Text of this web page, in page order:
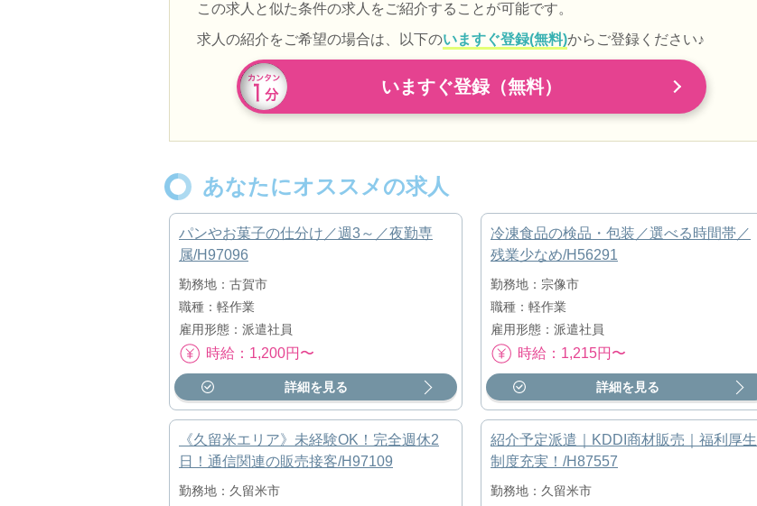
この求人と似た条件の求人をご紹介することが可能です。
求人の紹介をご希望の場合は、以下のいますぐ登録(無料)からご登録ください♪
いますぐ登録（無料）
あなたにオススメの求人
パンやお菓子の仕分け／週3～／夜勤専
属/H97096
勤務地：古賀市
職種：軽作業
雇用形態：派遣社員
時給：1,200円〜
詳細を見る
冷凍食品の検品・包装／選べる時間帯／
残業少なめ/H56291
勤務地：宗像市
職種：軽作業
雇用形態：派遣社員
時給：1,215円〜
詳細を見る
《久留米エリア》未経験OK！完全週休2
日！通信関連の販売接客/H97109
勤務地：久留米市
紹介予定派遣｜KDDI商材販売｜福利厚生
制度充実！/H87557
勤務地：久留米市